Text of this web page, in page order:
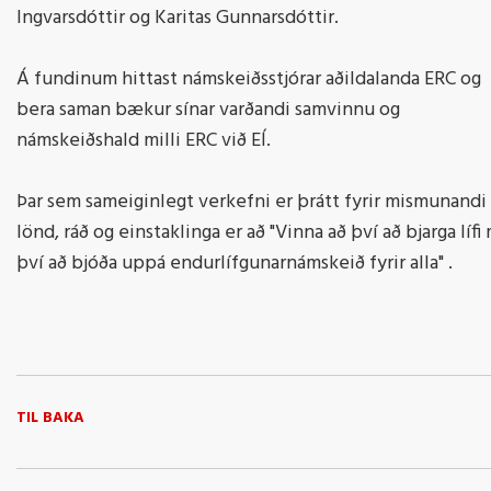
Ingvarsdóttir og Karitas Gunnarsdóttir.
Á fundinum hittast námskeiðsstjórar aðildalanda ERC og
bera saman bækur sínar varðandi samvinnu og
námskeiðshald milli ERC við EÍ.
Þar sem sameiginlegt verkefni er þrátt fyrir mismunandi
lönd, ráð og einstaklinga er að "Vinna að því að bjarga lífi
því að bjóða uppá endurlífgunarnámskeið fyrir alla" .
TIL BAKA